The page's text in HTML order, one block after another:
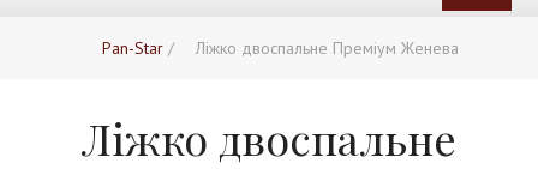
Pan-Star / Ліжко двоспальне Преміум Женева
Ліжко двоспальне